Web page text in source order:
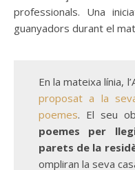
professionals. Una
guanyadors durant el
En la mateixa línia,
proposat a la
poemes. El seu
poemes per
parets de la
ompliran la seva